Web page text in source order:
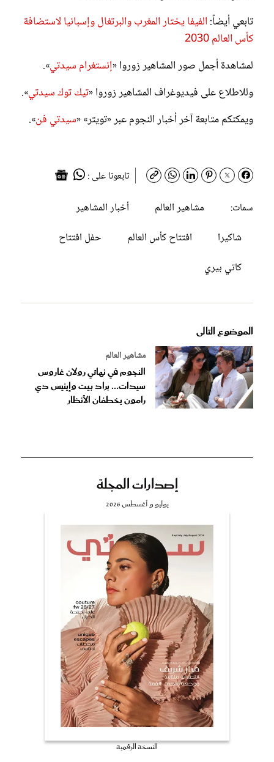
تابعي أيضاً: الفيفا يختار المغرب والبرتغال وإسبانيا لاستضافة
كأس العالم 2030
لمشاهدة أجمل صور المشاهير زوروا «إنستغرام سيدتي».
وللاطلاع على فيديوغراف المشاهير زوروا «تيك توك سيدتي».
ويمكنكم متابعة آخر أخبار النجوم عبر «تويتر» «سيدتي فن».
تابعونا على :
سمات:
مشاهير العالم
أخبار المشاهير
شاكيرا
افتتاح كأس العالم
حفل افتتاح
كاتي بيري
الموضوع التالى
مشاهير العالم
النجوم في نهائي رولان غاروس
سيدات... براد بيت وإينيس دي
رامون يخطفان الأنظار
إصدارات المجلة
يوليو و أغسطس 2026
النسخة الرقمية